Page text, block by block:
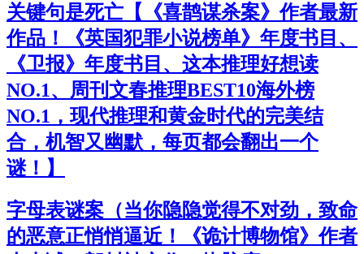
关键句是死亡【《喜鹊谋杀案》作者最新
作品！《英国犯罪小说榜单》年度书目、
《卫报》年度书目、这本推理好想读
NO.1、周刊文春推理BEST10海外榜
NO.1，现代推理和黄金时代的完美结
合，机智又幽默，每页都会翻出一个
谜！】
字母表谜案（当你隐隐觉得不对劲，致命
的恶意正悄悄逼近！《诡计博物馆》作者